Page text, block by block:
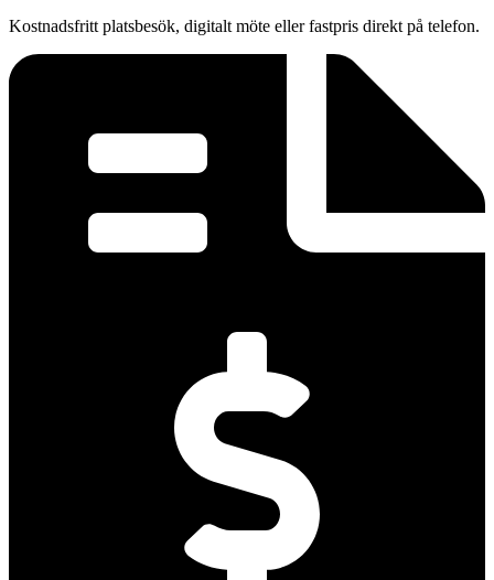
Kostnadsfritt platsbesök, digitalt möte eller fastpris direkt på telefon.